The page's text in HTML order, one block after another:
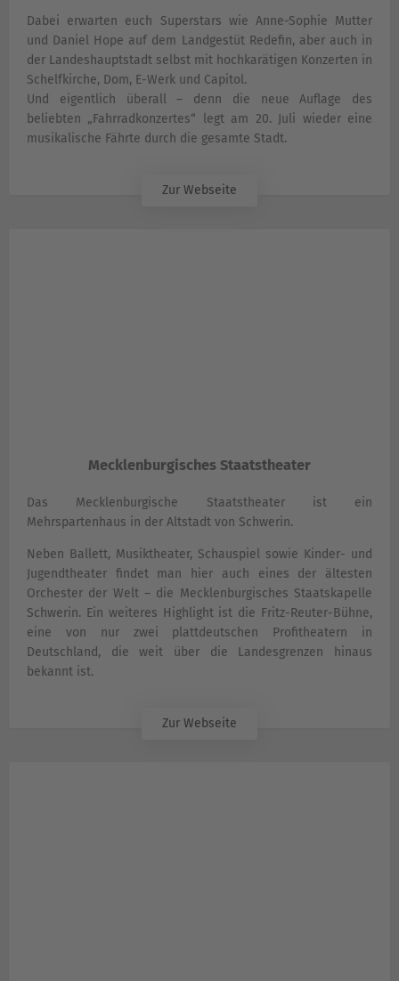
Dabei erwarten euch Superstars wie Anne-Sophie Mutter
und Daniel Hope auf dem Landgestüt Redefin, aber auch in
der Landeshauptstadt selbst mit hochkarätigen Konzerten in
Schelfkirche, Dom, E-Werk und Capitol.
Und eigentlich überall – denn die neue Auflage des
beliebten „Fahrradkonzertes“ legt am 20. Juli wieder eine
musikalische Fährte durch die gesamte Stadt.
Zur Webseite
Mecklenburgisches Staatstheater
Das Mecklenburgische Staatstheater ist ein
Mehrspartenhaus in der Altstadt von Schwerin.
Neben Ballett, Musiktheater, Schauspiel sowie Kinder- und
Jugendtheater findet man hier auch eines der ältesten
Orchester der Welt – die Mecklenburgisches Staatskapelle
Schwerin. Ein weiteres Highlight ist die Fritz-Reuter-Bühne,
eine von nur zwei plattdeutschen Profitheatern in
Deutschland, die weit über die Landesgrenzen hinaus
bekannt ist.
Zur Webseite